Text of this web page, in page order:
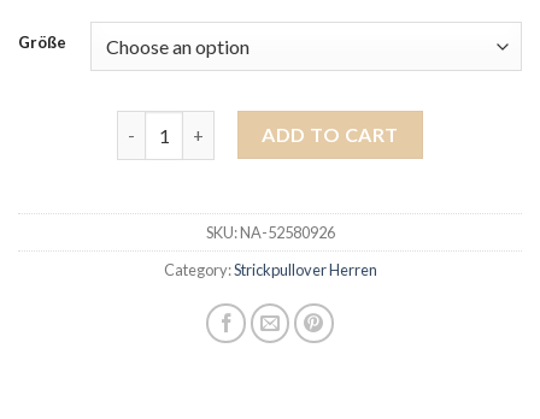
Größe
strickpullover herren quantity
ADD TO CART
SKU:NA-52580926
Category:Strickpullover Herren